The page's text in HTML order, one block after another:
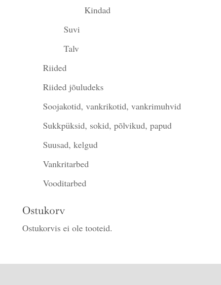
Kindad
Suvi
Talv
Riided
Riided jõuludeks
Soojakotid, vankrikotid, vankrimuhvid
Sukkpüksid, sokid, põlvikud, papud
Suusad, kelgud
Vankritarbed
Vooditarbed
Ostukorv
Ostukorvis ei ole tooteid.